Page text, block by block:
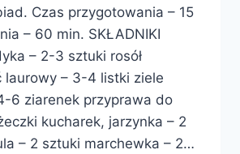
Czas przygotowania – 15
– 60 min. SKŁADNIKI
– 2-3 sztuki rosół
laurowy – 3-4 listki ziele
6 ziarenek przyprawa do
kucharek, jarzynka – 2
– 2 sztuki marchewka – 2…